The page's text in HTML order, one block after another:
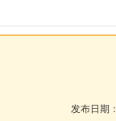
发布日期